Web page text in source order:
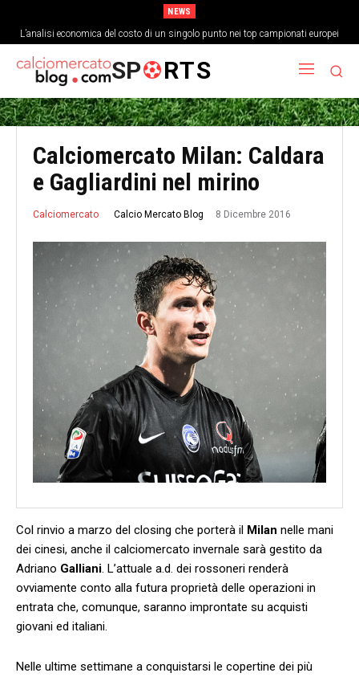
NEWS
L’analisi economica del costo di un singolo punto nei top campionati europei
SP RTS
Calciomercato Milan: Caldara
e Gagliardini nel mirino
Calciomercato Calcio Mercato Blog 8 Dicembre 2016
Col rinvio a marzo del closing che porterà il Milan nelle mani
dei cinesi, anche il calciomercato invernale sarà gestito da
Adriano Galliani . L’attuale a.d. dei rossoneri renderà
ovviamente conto alla futura proprietà delle operazioni in
entrata che, comunque, saranno improntate su acquisti
giovani ed italiani.
Nelle ultime settimane a conquistarsi le copertine dei più